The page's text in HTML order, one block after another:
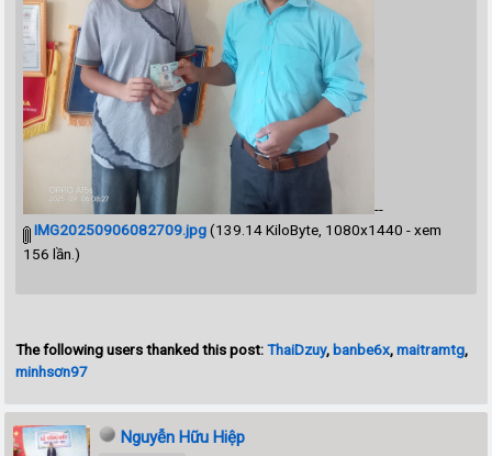
--
IMG20250906082709.jpg(139.14 KiloByte, 1080x1440 - xem
156 lần.)
The following users thanked this post:ThaiDzuy, banbe6x,maitramtg,
minhsơn97
Nguyễn Hữu Hiệp